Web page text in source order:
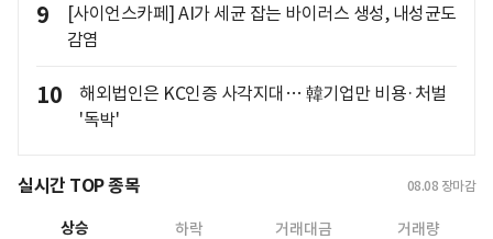
9
[사이언스카페] AI가 세균 잡는 바이러스 생성, 내성균도
감염
10
해외법인은 KC인증 사각지대… 韓기업만 비용·처벌
'독박'
실시간 TOP 종목 08.08 장마감
상승 하락 거래대금 거래량